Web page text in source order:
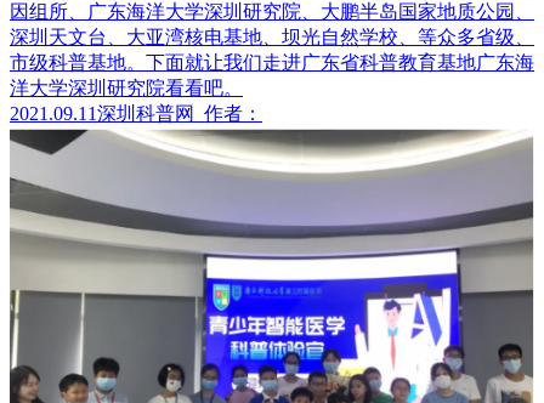
因组所、广东海洋大学深圳研究院、大鹏半岛国家地质公园、
深圳天文台、大亚湾核电基地、坝光自然学校、等众多省级、
市级科普基地。下面就让我们走进广东省科普教育基地广东海
洋大学深圳研究院看看吧。
2021.09.11深圳科普网 作者：